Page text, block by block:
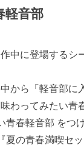
軽音部
作中に登場するシ
から「軽音部に
わってみたい青
青春軽音部 をつ
夏の青春満喫セ